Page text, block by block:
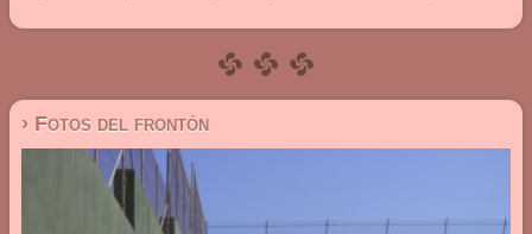
› Fotos del frontón